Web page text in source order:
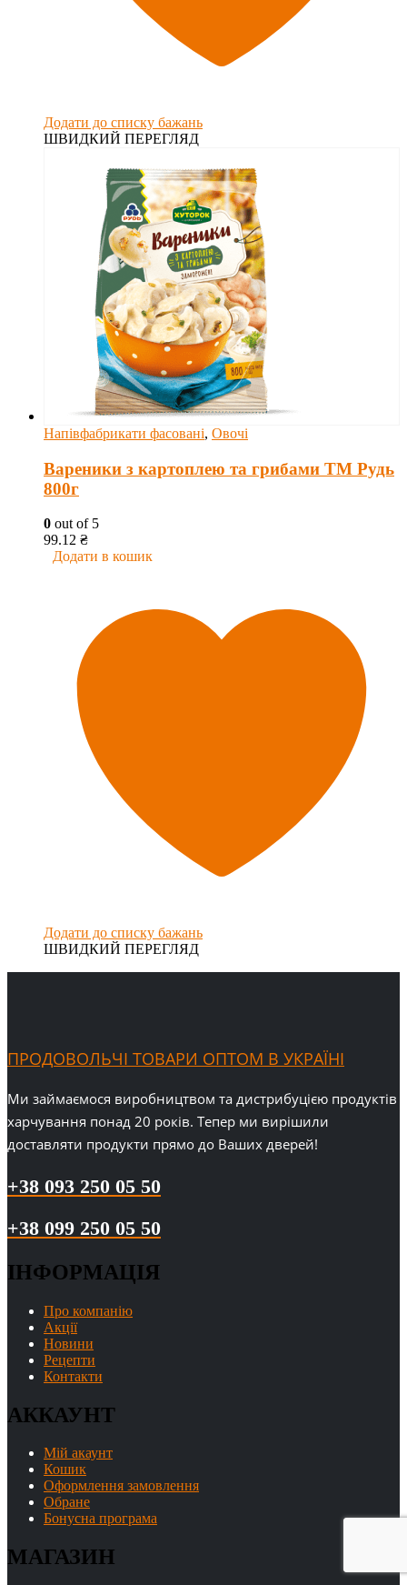
Додати до списку бажань
ШВИДКИЙ ПЕРЕГЛЯД
Напівфабрикати фасовані, Овочі
Вареники з картоплею та грибами ТМ Рудь
800г
0 out of 5
99.12 ₴
Додати в кошик
Додати до списку бажань
ШВИДКИЙ ПЕРЕГЛЯД
ПРОДОВОЛЬЧІ ТОВАРИ ОПТОМ В УКРАЇНІ
Ми займаємося виробництвом та дистрибуцією продуктів
харчування понад 20 років. Тепер ми вирішили
доставляти продукти прямо до Ваших дверей!
+38 093 250 05 50
+38 099 250 05 50
ІНФОРМАЦІЯ
Про компанію
Акції
Новини
Рецепти
Контакти
АККАУНТ
Мій акаунт
Кошик
Оформлення замовлення
Обране
Бонусна програма
МАГАЗИН